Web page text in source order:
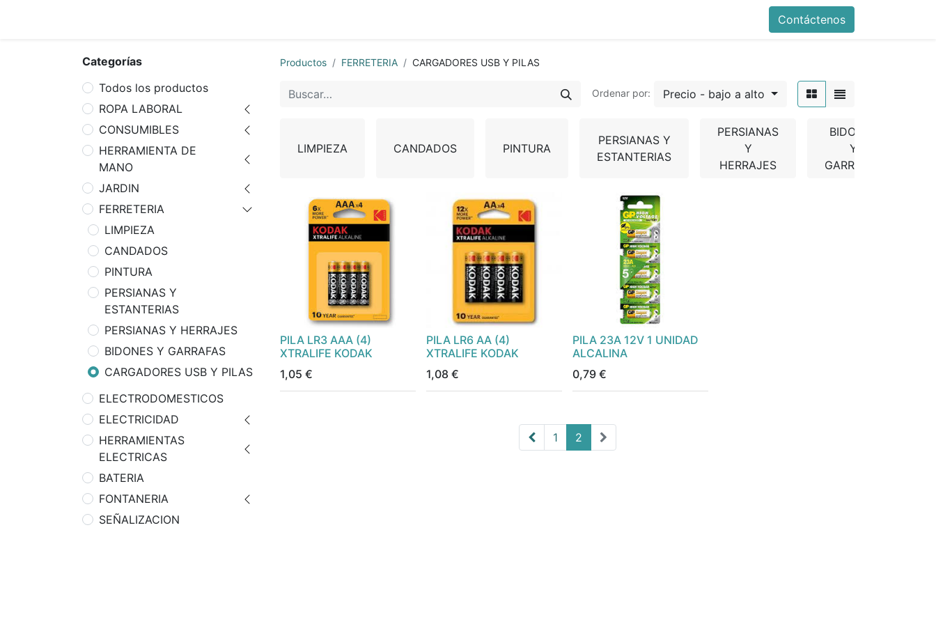
Contáctenos
Categorías
Todos los productos
ROPA LABORAL
CONSUMIBLES
HERRAMIENTA DE
MANO
JARDIN
FERRETERIA
LIMPIEZA
CANDADOS
PINTURA
PERSIANAS Y
ESTANTERIAS
PERSIANAS Y HERRAJES
BIDONES Y GARRAFAS
CARGADORES USB Y PILAS
ELECTRODOMESTICOS
ELECTRICIDAD
HERRAMIENTAS
ELECTRICAS
BATERIA
FONTANERIA
SEÑALIZACION
Productos FERRETERIA CARGADORES USB Y PILAS
Ordenar por: Precio - bajo a alto
LIMPIEZA CANDADOS PINTURA
PERSIANAS Y
ESTANTERIAS
PERSIANAS
Y
HERRAJES
BIDONES
Y
GARRAFAS
PILA LR3 AAA (4)
XTRALIFE KODAK
1,05 €
PILA LR6 AA (4)
XTRALIFE KODAK
1,08 €
PILA 23A 12V 1 UNIDAD
ALCALINA
0,79 €
1 2